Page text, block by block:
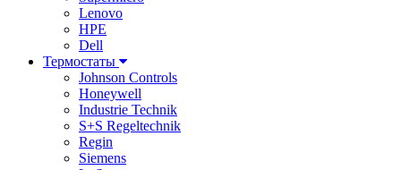
Lenovo
HPE
Dell
Термостаты
Johnson Controls
Honeywell
Industrie Technik
S+S Regeltechnik
Regin
Siemens